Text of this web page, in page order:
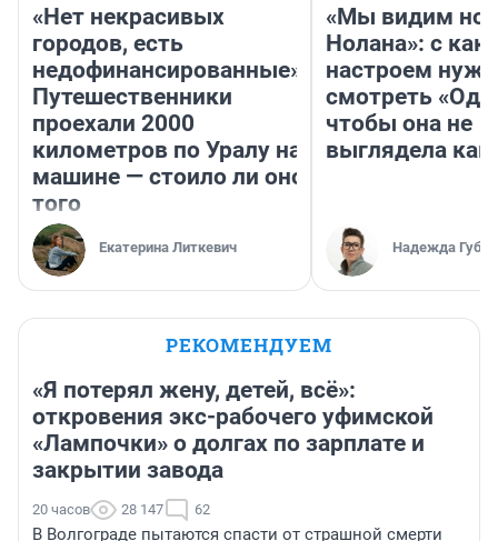
«Нет некрасивых
городов, есть
недофинансированные».
Путешественники
проехали 2000
километров по Уралу на
машине — стоило ли оно
того
Екатерина Литкевич
«Мы видим
Нолана»: с
настроем
смотреть
чтобы она не
выглядела как
Надежда
РЕКОМЕНДУЕМ
«Я потерял жену, детей, всё»:
откровения экс-рабочего уфимской
«Лампочки» о долгах по зарплате и
закрытии завода
20 часов 28 147 62
В Волгограде пытаются спасти от страшной смерти